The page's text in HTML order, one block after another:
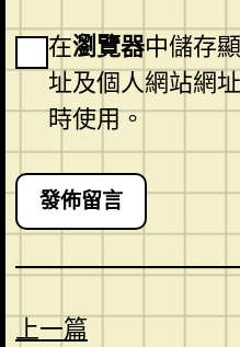
在瀏覽器中儲存
址及個人網站網
時使用。
上一篇